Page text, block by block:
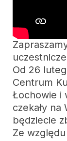
Od 26
Centrum
Łochowie i
czekały
będziecie
Ze